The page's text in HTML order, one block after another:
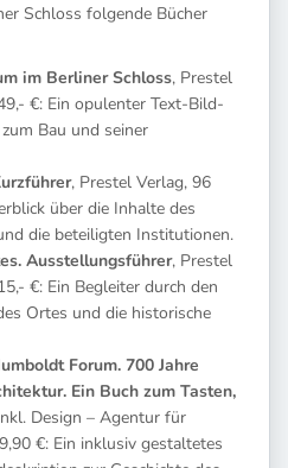
Schloss folgende Bücher
im Berliner Schloss, Prestel
€: Ein opulenter Text-Bild-
Bau und seiner
, Prestel Verlag, 96
über die Inhalte des
die beteiligten Institutionen.
Ausstellungsführer, Prestel
€: Ein Begleiter durch den
Ortes und die historische
Forum. 700 Jahre
Ein Buch zum Tasten,
Design – Agentur für
€: Ein inklusiv gestaltetes